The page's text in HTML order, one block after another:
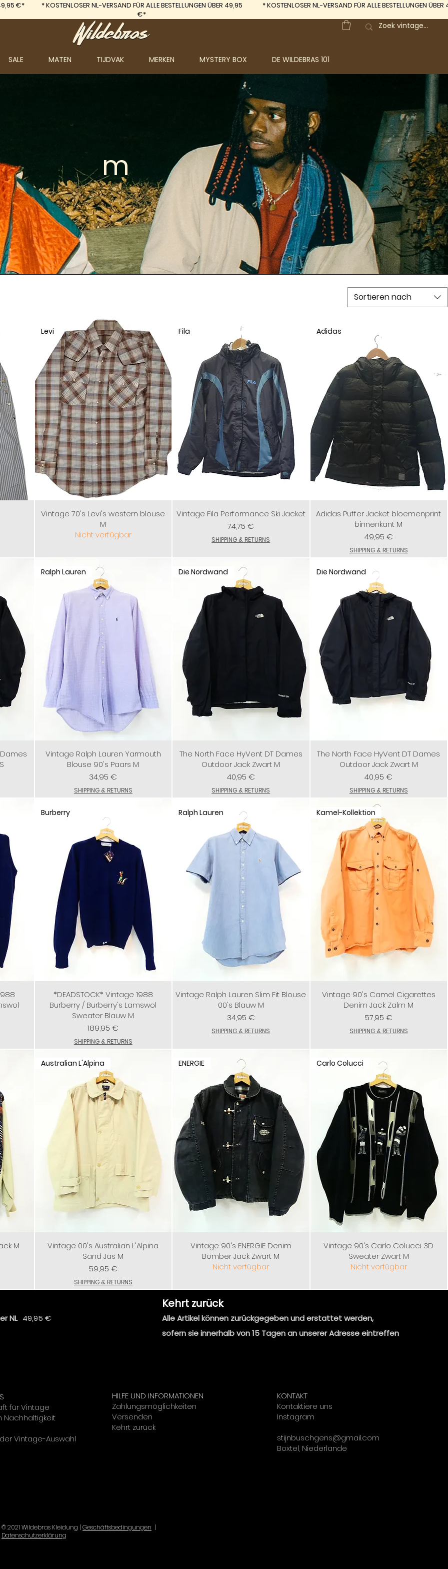
SALE MATEN TIJDVAK MERKEN MYSTERY BOX DE WILDEBRAS 101
49,95 €* *KOSTENLOSER NL-VERSAND FÜR ALLE BESTELLUNGEN ÜBER 49,95
€*
*KOSTENLOSER NL-VERSAND FÜR ALLE BESTELLUNGEN
m
Sortieren nach
Levi
Vintage 70's Levi's western blouse
M
Nicht verfügbar
Fila
Vintage Fila Performance Ski Jacket
Preis
74,75 €
SHIPPING & RETURNS
Adidas
Adidas Puffer Jacket bloemenprint
binnenkant M
Preis
49,95 €
SHIPPING & RETURNS
Ralph Lauren
Vintage Ralph Lauren Yarmouth
Blouse 90's Paars M
Preis
34,95 €
SHIPPING & RETURNS
Die Nordwand
The North Face HyVent DT Dames
Outdoor Jack Zwart M
Preis
40,95 €
SHIPPING & RETURNS
Die Nordwand
The North Face HyVent DT Dames
Outdoor Jack Zwart M
Preis
40,95 €
SHIPPING & RETURNS
Burberry
*DEADSTOCK* Vintage 1988
Burberry / Burberry's Lamswol
Sweater Blauw M
Preis
189,95 €
SHIPPING & RETURNS
Ralph Lauren
Vintage Ralph Lauren Slim Fit Blouse
00's Blauw M
Preis
34,95 €
SHIPPING & RETURNS
Kamel-Kollektion
Vintage 90's Camel Cigarettes
Denim Jack Zalm M
Preis
57,95 €
SHIPPING & RETURNS
M
Australian L'Alpina
Vintage 00's Australian L'Alpina
Sand Jas M
Preis
59,95 €
SHIPPING & RETURNS
ENERGIE
Vintage 90's ENERGIE Denim
Bomber Jack Zwart M
Nicht verfügbar
Carlo Colucci
Vintage 90's Carlo Colucci 3D
Sweater Zwart M
Nicht verfügbar
NL 49,95 €
Kehrt zurück
Alle Artikel können zurückgegeben und erstattet werden,
sofern sie innerhalb von 15 Tagen an unserer Adresse eintreffen
für Vintage
Nachhaltigkeit
Vintage-Auswahl
HILFE UND INFORMATIONEN
Zahlungsmöglichkeiten
Versenden
Kehrt zurück
KONTAKT
Kontaktiere uns
Instagram
stijnbuschgens@gmail.com
Boxtel, Niederlande
© 2021 Wildebras Kleidung | Geschäftsbedingungen |
Datenschutzerklärung